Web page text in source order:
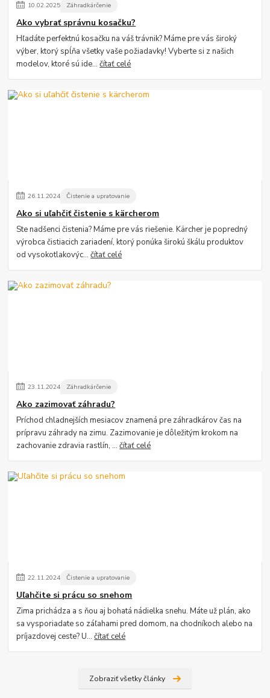
10.02.2025 Záhradkárčenie
Ako vybrať správnu kosačku?
Hľadáte perfektnú kosačku na váš trávnik? Máme pre vás široký
výber, ktorý spĺňa všetky vaše požiadavky! Vyberte si z našich
modelov, ktoré sú ide...čítať celé
26.11.2024 Čistenie a upratovanie
Ako si uľahčiť čistenie s kärcherom
Ste nadšenci čistenia? Máme pre vás riešenie. Kärcher je popredný
výrobca čistiacich zariadení, ktorý ponúka širokú škálu produktov
od vysokotlakovýc...čítať celé
23.11.2024 Záhradkárčenie
Ako zazimovať záhradu?
Príchod chladnejších mesiacov znamená pre záhradkárov čas na
prípravu záhrady na zimu. Zazimovanie je dôležitým krokom na
zachovanie zdravia rastlín, ...čítať celé
22.11.2024 Čistenie a upratovanie
Uľahčite si prácu so snehom
Zima prichádza a s ňou aj bohatá nádielka snehu. Máte už plán, ako
sa vysporiadate so záľahami pred domom, na chodníkoch alebo na
príjazdovej ceste? U...čítať celé
Zobraziť všetky články